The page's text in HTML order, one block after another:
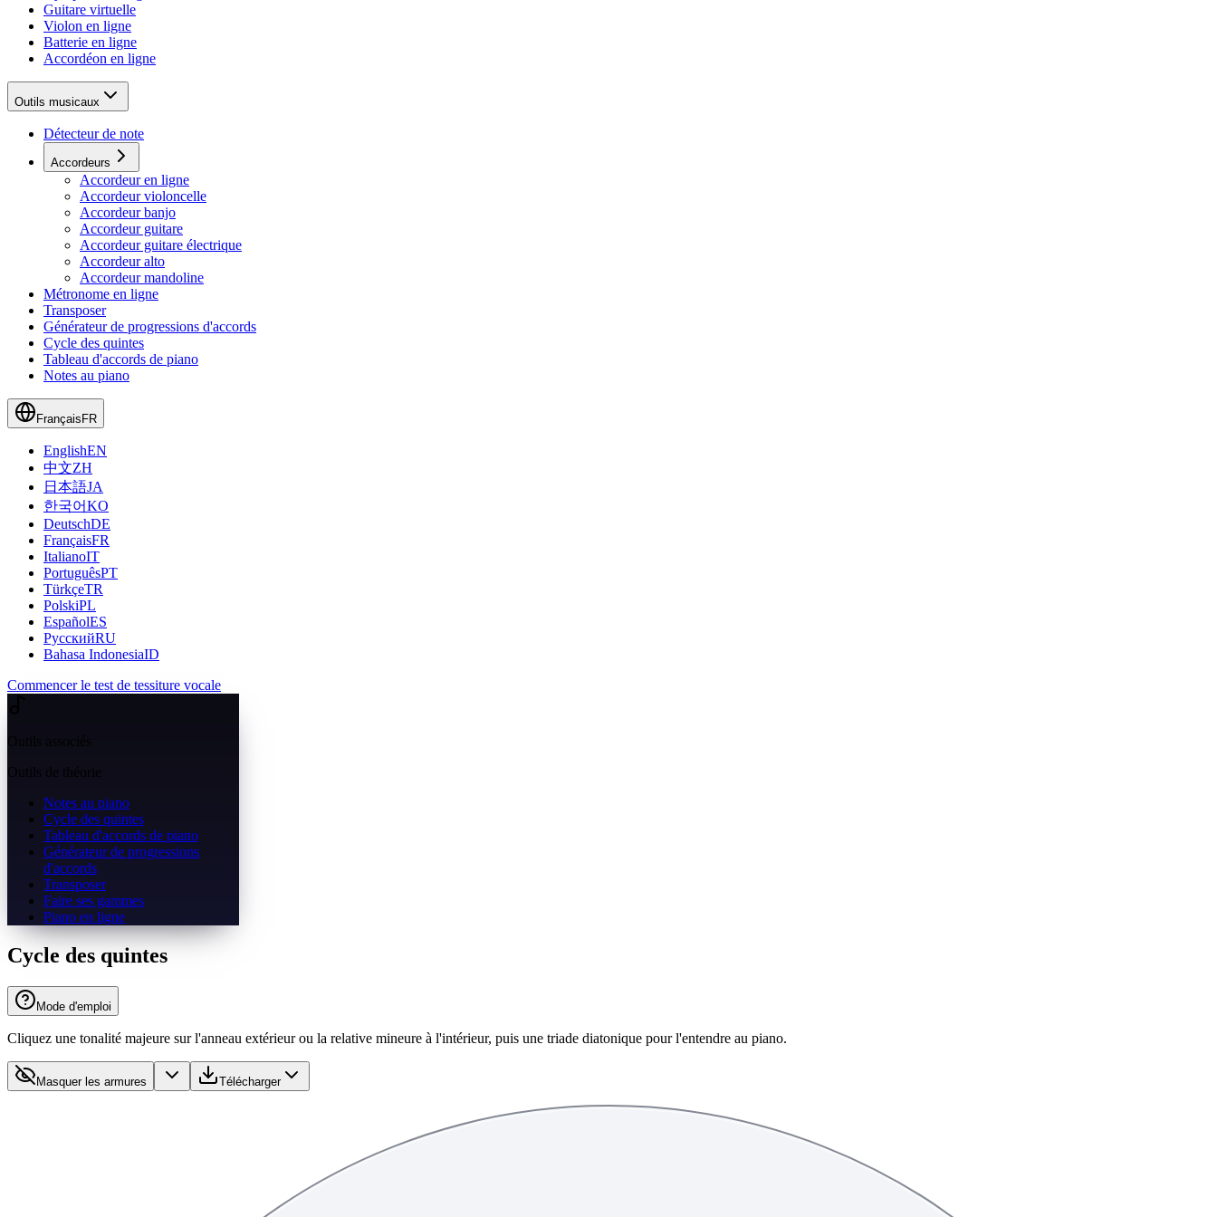
Guitare virtuelle
Violon en ligne
Batterie en ligne
Accordéon en ligne
Outils musicaux
Détecteur de note
Accordeurs
Accordeur en ligne
Accordeur violoncelle
Accordeur banjo
Accordeur guitare
Accordeur guitare électrique
Accordeur alto
Accordeur mandoline
Métronome en ligne
Transposer
Générateur de progressions d'accords
Cycle des quintes
Tableau d'accords de piano
Notes au piano
Français FR
EnglishEN
中文ZH
日本語JA
한국어KO
DeutschDE
FrançaisFR
ItalianoIT
PortuguêsPT
TürkçeTR
PolskiPL
EspañolES
РусскийRU
Bahasa IndonesiaID
Commencer le test de tessiture vocale
Outils de théorie
Notes au piano
Cycle des quintes
Tableau d'accords de piano
Générateur de progressions
d'accords
Transposer
Faire ses gammes
Piano en ligne
Cycle des quintes
Mode d'emploi
Cliquez une tonalité majeure sur l'anneau extérieur ou la relative mineure à l'intérieur, puis une triade diatonique pour l'entendre au piano.
Masquer les armures Télécharger